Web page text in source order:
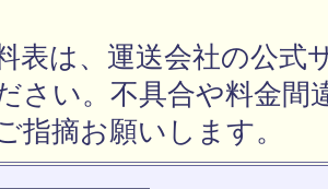
表は、運送会社の公式
さい。不具合や料金間
指摘お願いします。